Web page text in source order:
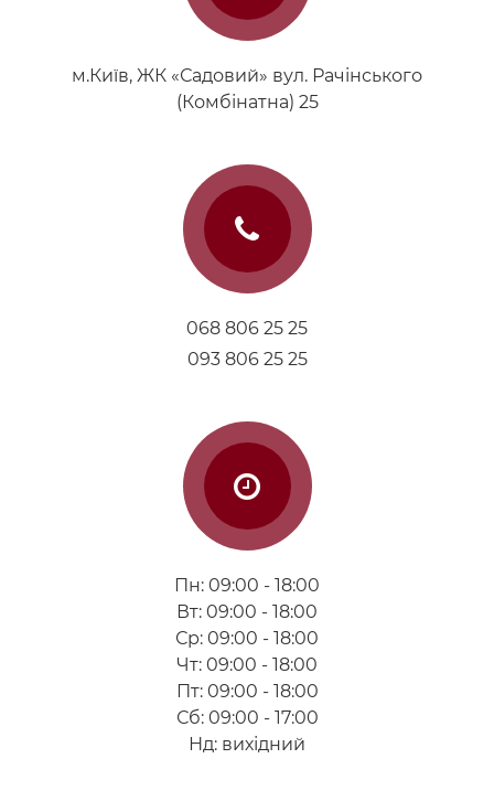
м.Київ, ЖК «Садовий» вул. Рачінського
(Комбінатна) 25
068 806 25 25
093 806 25 25
Пн: 09:00 - 18:00
Вт: 09:00 - 18:00
Ср: 09:00 - 18:00
Чт: 09:00 - 18:00
Пт: 09:00 - 18:00
Сб: 09:00 - 17:00
Нд: вихідний